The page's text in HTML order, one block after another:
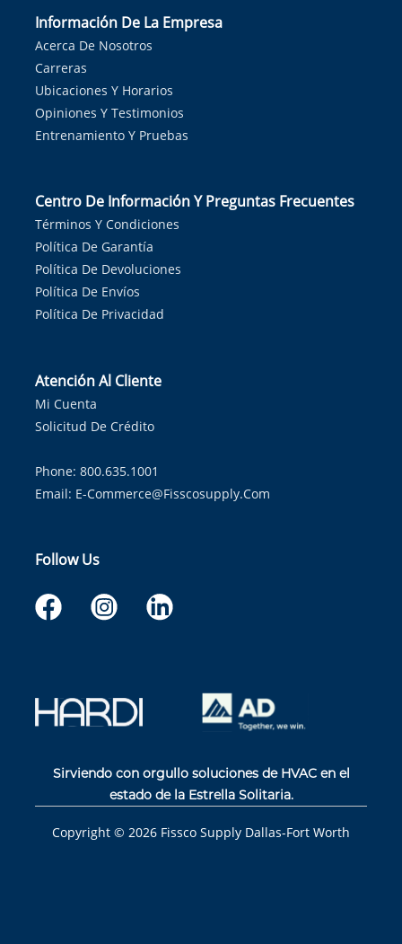
Información De La Empresa
Acerca De Nosotros
Carreras
Ubicaciones Y Horarios
Opiniones Y Testimonios
Entrenamiento Y Pruebas
Centro De Información Y Preguntas Frecuentes
Términos Y Condiciones
Política De Garantía
Política De Devoluciones
Política De Envíos
Política De Privacidad
Atención Al Cliente
Mi Cuenta
Solicitud De Crédito
Phone: 800.635.1001
Email: E-Commerce@fisscosupply.com
Follow Us
Sirviendo con orgullo soluciones de HVAC en el
estado de la Estrella Solitaria.
Copyright © 2026 Fissco Supply Dallas-Fort Worth